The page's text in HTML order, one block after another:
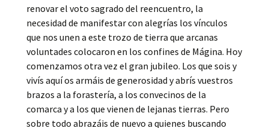
renovar el voto sagrado del reencuentro, la
necesidad de manifestar con alegrías los vínculos
que nos unen a este trozo de tierra que arcanas
voluntades colocaron en los confines de Mágina. Hoy
comenzamos otra vez el gran jubileo. Los que sois y
vivís aquí os armáis de generosidad y abrís vuestros
brazos a la forastería, a los convecinos de la
comarca y a los que vienen de lejanas tierras. Pero
sobre todo abrazáis de nuevo a quienes buscando